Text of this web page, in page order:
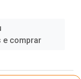
e comprar